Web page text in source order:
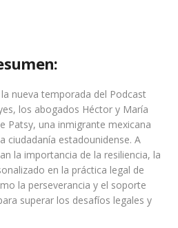
nueva temporada del Podcast
los abogados Héctor y María
Patsy, una inmigrante mexicana
ciudadanía estadounidense. A
la importancia de la resiliencia, la
en la práctica legal de
la perseverancia y el soporte
superar los desafíos legales y